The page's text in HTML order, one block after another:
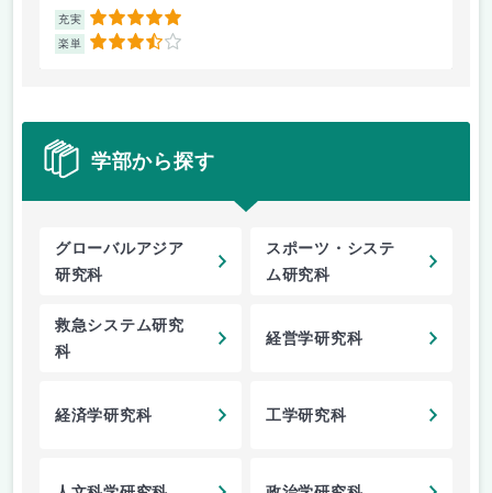
充実 5
楽単 3.5
学部から探す
グローバルアジア
研究科
スポーツ・システ
ム研究科
救急システム研究
科
経営学研究科
経済学研究科 工学研究科